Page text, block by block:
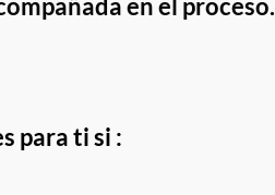
para ti si :